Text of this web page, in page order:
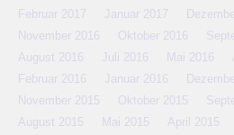
Februar 2017
Januar 2017
November 2016
Oktober 2016
August 2016
Juli 2016 Mai 2016
Februar 2016
Januar 2016
November 2015
Oktober 2015
August 2015
Mai 2015 April 2015